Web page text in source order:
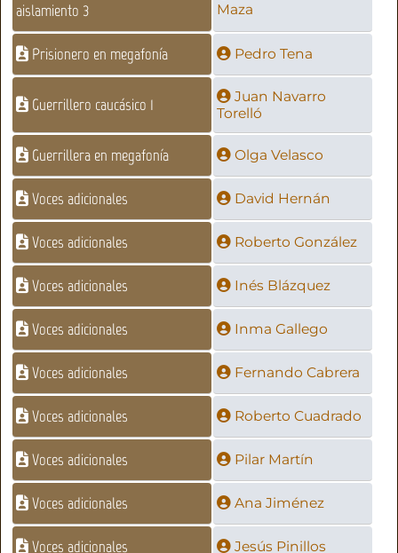
aislamiento 3
Maza
Prisionero en megafonía Pedro Tena
Guerrillero caucásico 1
Juan Navarro
Torelló
Guerrillera en megafonía Olga Velasco
Voces adicionales David Hernán
Voces adicionales Roberto González
Voces adicionales Inés Blázquez
Voces adicionales Inma Gallego
Voces adicionales Fernando Cabrera
Voces adicionales Roberto Cuadrado
Voces adicionales Pilar Martín
Voces adicionales Ana Jiménez
Voces adicionales Jesús Pinillos